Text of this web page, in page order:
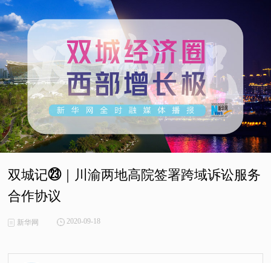
双城记㉓｜川渝两地高院签署跨域诉讼服务
合作协议
新华网 2020-09-18